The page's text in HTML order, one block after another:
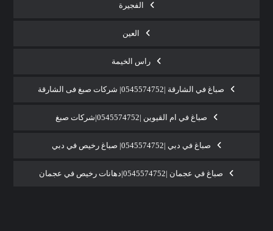
الفجيرة
العين
راس الخيمة
صباغ في الشارقة |0545574752| شركات صبغ فى الشارقة
صباغ في ام القيوين |0545574752|شركات صبغ
صباغ في دبي |0545574752| صباغ رخيص في دبي
صباغ في عجمان |0545574752|دهانات رخيص في عجمان